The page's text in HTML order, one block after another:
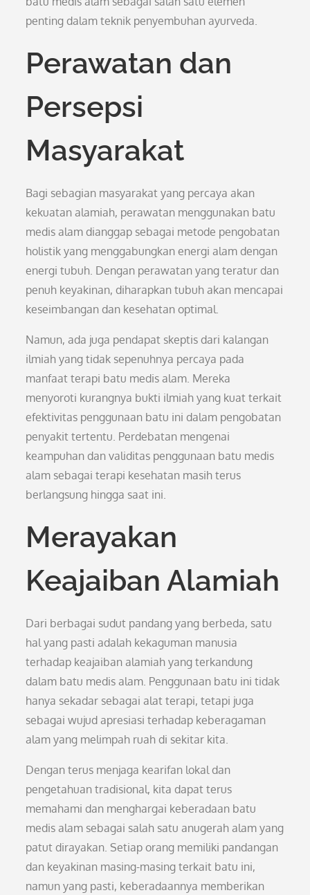
penting dalam teknik penyembuhan ayurveda.
Perawatan dan
Persepsi
Masyarakat
Bagi sebagian masyarakat yang percaya akan
kekuatan alamiah, perawatan menggunakan batu
medis alam dianggap sebagai metode pengobatan
holistik yang menggabungkan energi alam dengan
energi tubuh. Dengan perawatan yang teratur dan
penuh keyakinan, diharapkan tubuh akan mencapai
keseimbangan dan kesehatan optimal.
Namun, ada juga pendapat skeptis dari kalangan
ilmiah yang tidak sepenuhnya percaya pada
manfaat terapi batu medis alam. Mereka
menyoroti kurangnya bukti ilmiah yang kuat terkait
efektivitas penggunaan batu ini dalam pengobatan
penyakit tertentu. Perdebatan mengenai
keampuhan dan validitas penggunaan batu medis
alam sebagai terapi kesehatan masih terus
berlangsung hingga saat ini.
Merayakan
Keajaiban Alamiah
Dari berbagai sudut pandang yang berbeda, satu
hal yang pasti adalah kekaguman manusia
terhadap keajaiban alamiah yang terkandung
dalam batu medis alam. Penggunaan batu ini tidak
hanya sekadar sebagai alat terapi, tetapi juga
sebagai wujud apresiasi terhadap keberagaman
alam yang melimpah ruah di sekitar kita.
Dengan terus menjaga kearifan lokal dan
pengetahuan tradisional, kita dapat terus
memahami dan menghargai keberadaan batu
medis alam sebagai salah satu anugerah alam yang
patut dirayakan. Setiap orang memiliki pandangan
dan keyakinan masing-masing terkait batu ini,
namun yang pasti, keberadaannya memberikan